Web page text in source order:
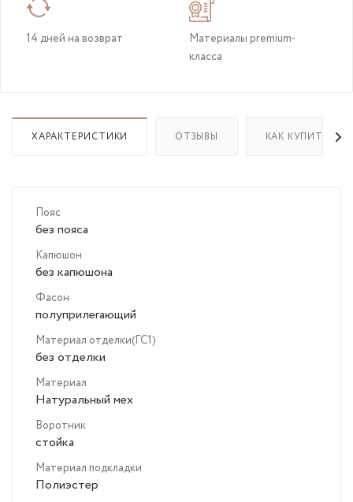
14 дней на возврат
Материалы premium-
класса
ХАРАКТЕРИСТИКИ ОТЗЫВЫ КАК КУПИТЬ
Пояс
без пояса
Капюшон
без капюшона
Фасон
полуприлегающий
Материал отделки(ГС1)
без отделки
Материал
Натуральный мех
Воротник
стойка
Материал подкладки
Полиэстер